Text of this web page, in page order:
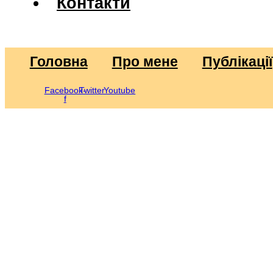
Головна Про мене Публікації
Facebook-
f
TwitterYoutube